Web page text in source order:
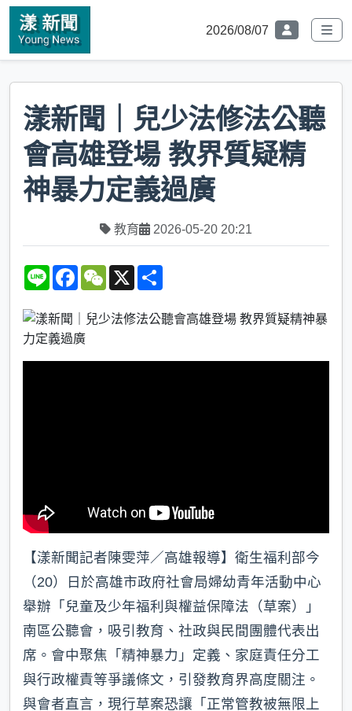
2026/08/07
漾新聞｜兒少法修法公聽
會高雄登場 教界質疑精
神暴力定義過廣
教育 2026-05-20 20:21
L
F
o
o
k
W
a
X
e
【漾新聞記者陳雯萍／高雄報導】衛生福利部今
（20）日於高雄市政府社會局婦幼青年活動中心
舉辦「兒童及少年福利與權益保障法（草案）」
南區公聽會，吸引教育、社政與民間團體代表出
席。會中聚焦「精神暴力」定義、家庭責任分工
與行政權責等爭議條文，引發教育界高度關注。
與會者直言，現行草案恐讓「正常管教被無限上